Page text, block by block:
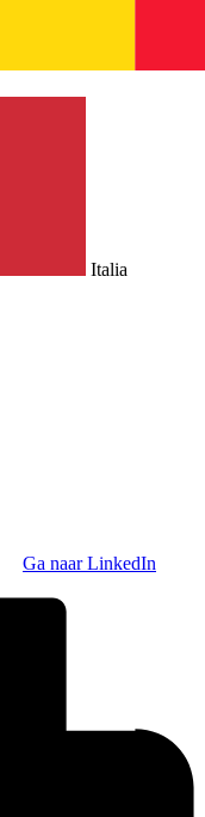
Italia
Ga naar LinkedIn